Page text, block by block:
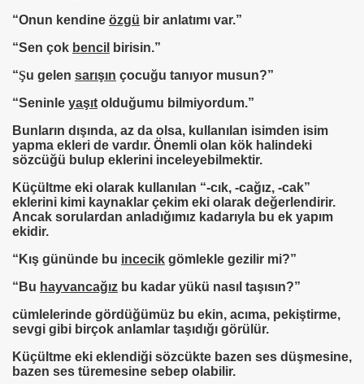
“Onun kendine özgü bir anlatımı var.”
“Sen çok bencil
birisin.”
“Şu gelen sarışın çocuğu tanıyor musun?”
“Seninle yaşıt olduğumu bilmiyordum.”
Bunların dışında, az da olsa, kullanılan isimden isim
yapma ekleri de vardır. Önemli olan kök halindeki
sözcüğü bulup eklerini inceleyebilmektir.
Küçültme eki olarak kullanılan “-cık, -cağız, -cak”
eklerini kimi kaynaklar çekim eki olarak değerlendirir.
Ancak sorulardan anladığımız kadarıyla bu ek yapım
ekidir.
“Kış gününde bu incecik gömlekle gezilir mi?”
“Bu hayvancağız bu kadar yükü nasıl taşısın?”
cümlelerinde gördüğümüz bu ekin, acıma, pekiştirme,
sevgi gibi birçok anlamlar taşıdığı görülür.
Küçültme eki eklendiği sözcükte bazen ses düşmesine,
bazen ses türemesine sebep olabilir.
ve Zenginlik İçin